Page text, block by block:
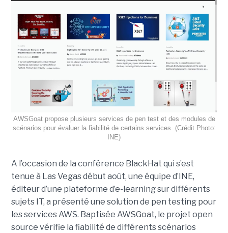
AWSGoat propose plusieurs services de pen test et des modules de
scénarios pour évaluer la fiabilité de certains services. (Crédit Photo:
INE)
A l’occasion de la conférence BlackHat qui s’est
tenue à Las Vegas début août, une équipe d’INE,
éditeur d’une plateforme d’e-learning sur différents
sujets IT, a présenté une solution de pen testing pour
les services AWS. Baptisée AWSGoat, le projet open
source vérifie la fiabilité de différents scénarios